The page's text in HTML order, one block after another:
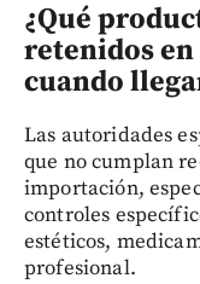
¿Qué
retenidos en
cuando
Las autoridades
que no cumplan
importación,
controles
estéticos,
profesional.